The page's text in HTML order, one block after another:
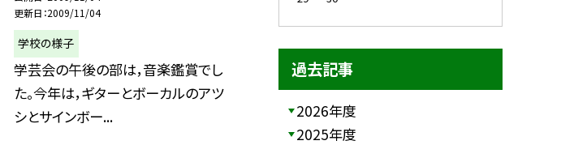
更新日 2009/11/04
学校の様子
学芸会の午後の部は，音楽鑑賞でし
た。今年は，ギターとボーカルのアツ
シとサインボー...
過去記事
2026年度
2025年度